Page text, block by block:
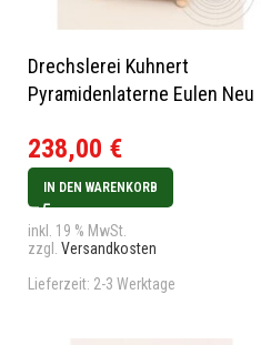
Drechslerei Kuhnert
Pyramidenlaterne Eulen Neu
238,00 €
IN DEN WARENKORB
inkl. 19 % MwSt.
zzgl. Versandkosten
Lieferzeit: 2-3 Werktage